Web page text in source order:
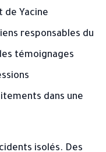
Yacine
responsables du
témoignages
dans une
isolés. Des